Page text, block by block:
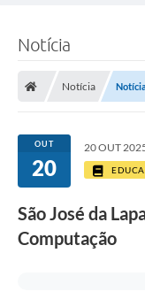
Notícia
Notícia
OUT
20
20 OUT
São José da
Computação